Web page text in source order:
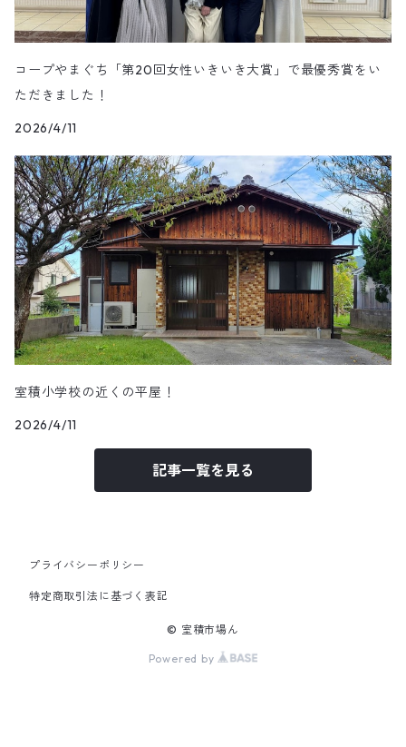
コープやまぐち「第20回女性いきいき大賞」で最優秀賞をい
ただきました！
2026/4/11
室積小学校の近くの平屋！
2026/4/11
記事一覧を見る
プライバシーポリシー
特定商取引法に基づく表記
© 室積市場ん
Powered by